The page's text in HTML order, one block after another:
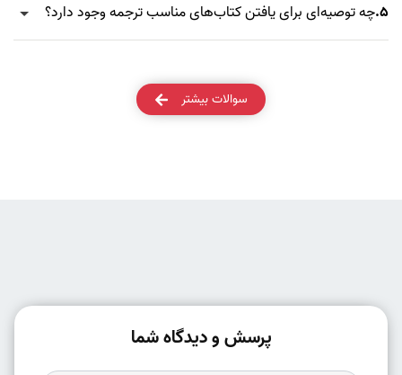
5.چه توصیه‌ای برای یافتن کتاب‌های مناسب ترجمه وجود دارد؟
سوالات بیشتر
پرسش و دیدگاه شما